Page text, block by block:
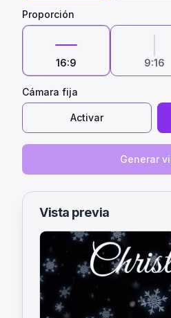
Proporción
16:9 9:16
Cámara fija
Activar
Generar
Vista previa